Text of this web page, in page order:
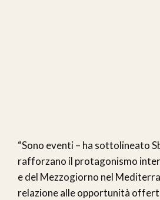
“Sono eventi – ha sottolineato
rafforzano il protagonismo
e del Mezzogiorno nel
relazione alle opportunità